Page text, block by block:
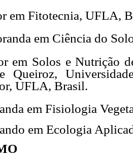
em Fitotecnia, UFLA,
em Ciência do
em Solos e Nutrição
Queiroz,
UFLA, Brasil.
em Fisiologia
em Ecologia